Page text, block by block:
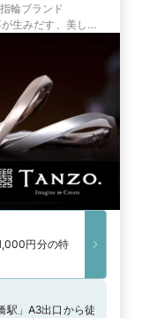
輪ブランド
生みだす、美しく
円分の特
駅」A3出口から徒